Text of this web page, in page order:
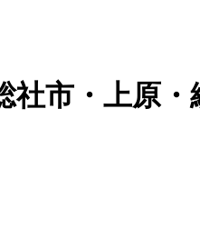
市・上原